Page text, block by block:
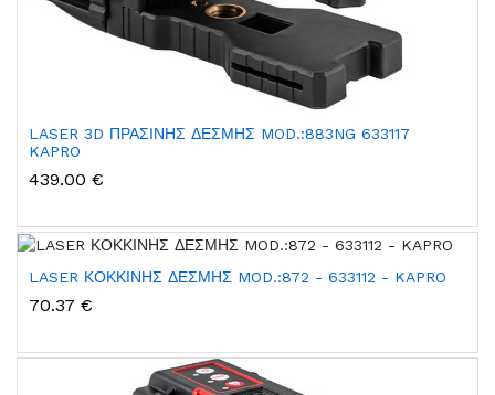
LASER 3D ΠΡΑΣΙΝΗΣ ΔΕΣΜΗΣ MOD.:883NG 633117
KAPRO
439.00 €
LASER ΚΟΚΚΙΝΗΣ ΔΕΣΜΗΣ MOD.:872 - 633112 - KAPRO
70.37 €